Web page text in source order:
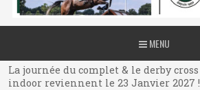
MENU
La journée du complet & le derby cross
indoor reviennent le 23 Janvier 2027 !
La journée du complet & le derby cross
indoor reviennent le 23 Janvier 2027 !